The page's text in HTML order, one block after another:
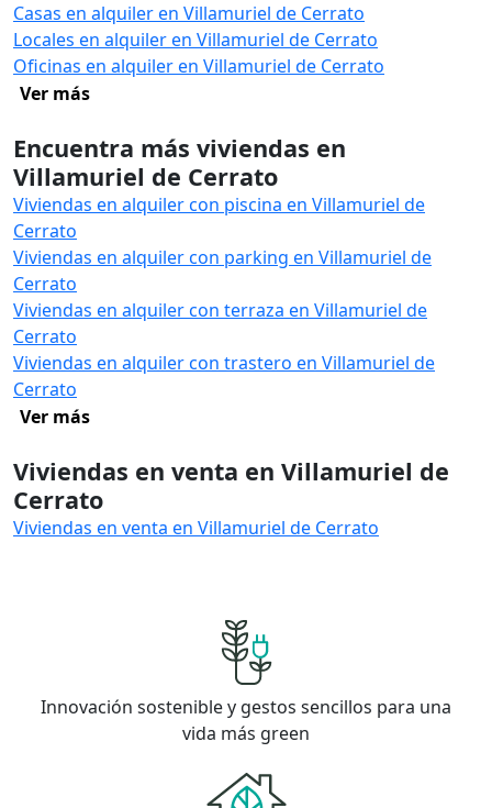
Casas en alquiler en Villamuriel de Cerrato
Locales en alquiler en Villamuriel de Cerrato
Oficinas en alquiler en Villamuriel de Cerrato
Ver más
Encuentra más viviendas en
Villamuriel de Cerrato
Viviendas en alquiler con piscina en Villamuriel de
Cerrato
Viviendas en alquiler con parking en Villamuriel de
Cerrato
Viviendas en alquiler con terraza en Villamuriel de
Cerrato
Viviendas en alquiler con trastero en Villamuriel de
Cerrato
Ver más
Viviendas en venta en Villamuriel de
Cerrato
Viviendas en venta en Villamuriel de Cerrato
Innovación sostenible y gestos sencillos para una
vida más green